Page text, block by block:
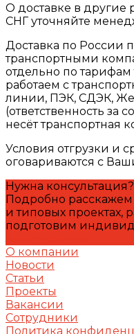
О доставке в другие
СНГ уточняйте
Доставка по России
транспортными
отдельно по
работаем с
линии, ПЭК, СДЭК,
(ответственность за
несёт транспортная
Условия отгрузки и
оговариваются с
Нужна консультация?
Подробно расскажем
и типовых проектах,
подготовим
О компании
Новости
Статьи
Проекты
Вакансии
Сотрудники
Политика